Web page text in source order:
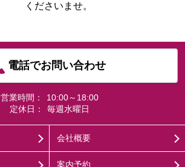
くださいませ。
電話でお問い合わせ
営業時間：
10:00～18:00
定休日：
毎週水曜日
会社概要
案内予約